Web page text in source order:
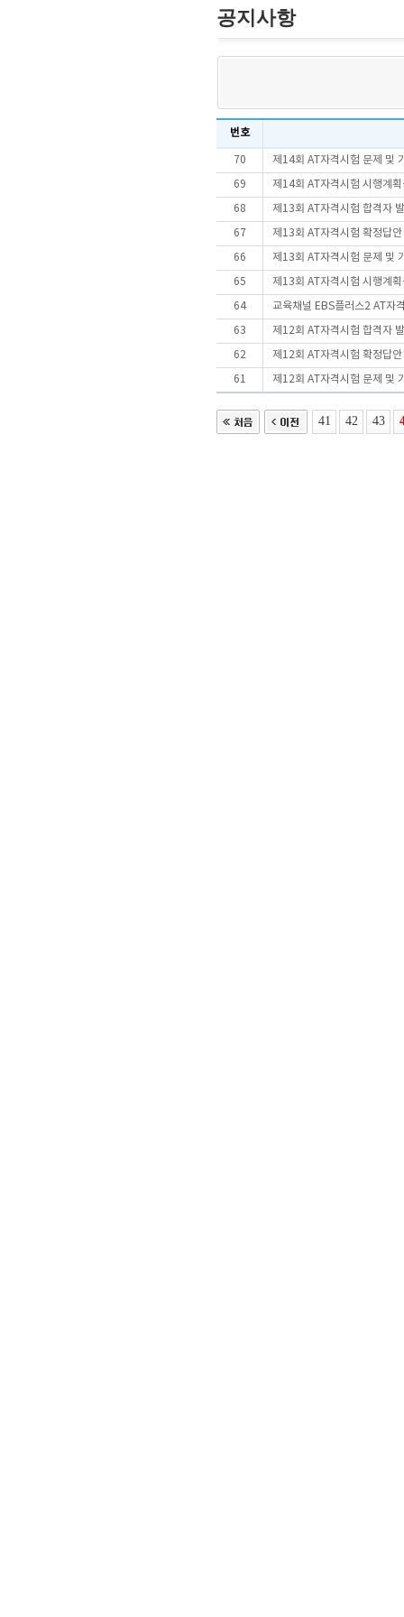
공지사항
번호
70 제14회 AT자격시험 문제 및
69 제14회 AT자격시험 시행계
68 제13회 AT자격시험 합격자
67 제13회 AT자격시험 확정답
66 제13회 AT자격시험 문제 및
65 제13회 AT자격시험 시행계
64 교육채널 EBS플러스2 AT자
63 제12회 AT자격시험 합격자
62 제12회 AT자격시험 확정답
61 제12회 AT자격시험 문제 및
41 42 43